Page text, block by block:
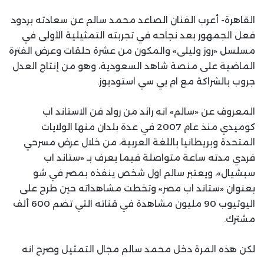
القاهرة- أعرب الفنان الصاعد محمد سالم عن سعادته بردود
فعل الجمهور بعد نجاحه في تجربته التمثيلية الأولى في
مسلسل «روز وليلى» والمكون من عشرة حلقات وعرض الفترة
الماضية على منصة شاهد السعودية، وهو من إنتاج العدل
جروب بالشراكة مع ام بي سي استوديوز.
المعروف عن «سالم» انه رائد من رواد فن الاستاند اب
كوميدي منذ عام 2007 في عدة بلدان منها الولايات
المتحدة وبريطانيا باللغة العربية، من خلال عرض مسرحي
فردي مدته ساعة متواصلة فيما يعرف بـ «ستاند اب
سبشيال»، ويعتبر سالم اول شخص ينفذه بمصر في شو
بعنوان «ستاند اب مصر» وتخطت مشاهداته حين طرح على
اليوتيوب 90 مليون مشاهدة في قناته التي تضم 600 ألف
مشترك.
لكن هذه المرة دخل محمد سالم مجال التمثيل وصرح انه